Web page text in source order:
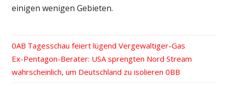
einigen wenigen Gebieten.
Beitrags-
Navigation
Vorheriger
Beitrag:
Tagesschau feiert lügend Vergewaltiger-Gas
Nächster
Beitrag:
Ex-Pentagon-Berater: USA sprengten Nord Stream
wahrscheinlich, um Deutschland zu isolieren